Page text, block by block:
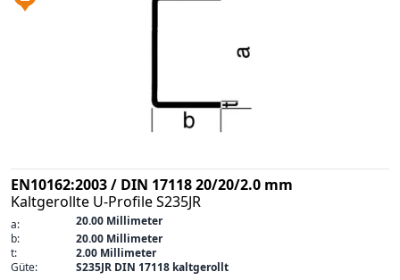
EN10162:2003 / DIN 17118 20/20/2.0 mm
Kaltgerollte U-Profile S235JR
a:
20.00 Millimeter
b:
20.00 Millimeter
t:
2.00 Millimeter
Güte:
S235JR DIN 17118 kaltgerollt